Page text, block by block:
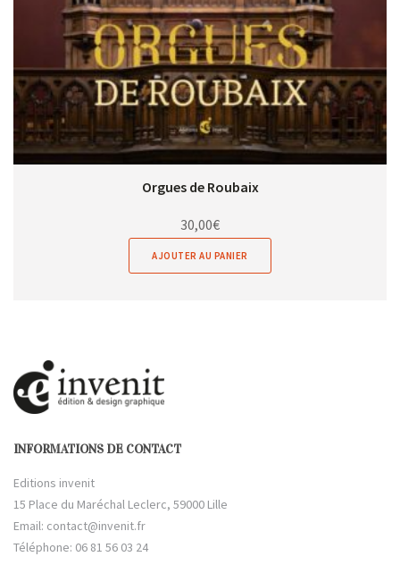
Orgues de Roubaix
30,00€
AJOUTER AU PANIER
INFORMATIONS DE CONTACT
Editions invenit
15 Place du Maréchal Leclerc, 59000 Lille
Email: contact@invenit.fr
Téléphone: 06 81 56 03 24